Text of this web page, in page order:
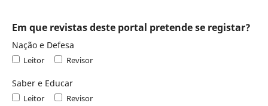
Em que revistas deste portal pretende se registar?
Nação e Defesa
Leitor Revisor
Saber e Educar
Leitor Revisor